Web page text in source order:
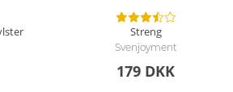
Streng
Svenjoyment
179 DKK